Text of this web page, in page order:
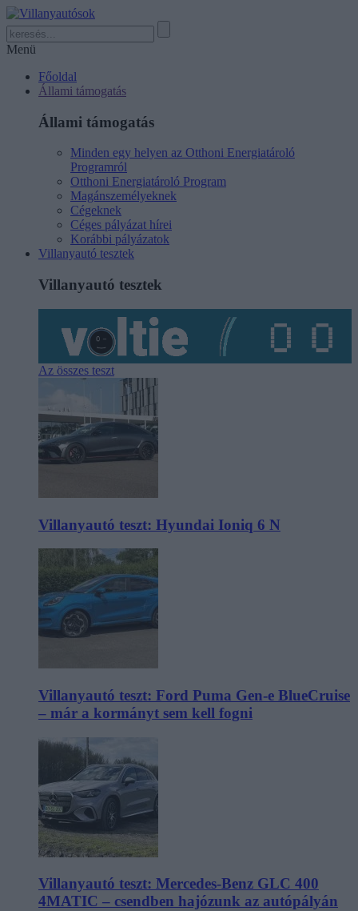
Menü
Főoldal
Állami támogatás
Állami támogatás
Minden egy helyen az Otthoni Energiatároló
Programról
Otthoni Energiatároló Program
Magánszemélyeknek
Cégeknek
Céges pályázat hírei
Korábbi pályázatok
Villanyautó tesztek
Villanyautó tesztek
Az összes teszt
Villanyautó teszt: Hyundai Ioniq 6 N
Villanyautó teszt: Ford Puma Gen-e BlueCruise
– már a kormányt sem kell fogni
Villanyautó teszt: Mercedes-Benz GLC 400
4MATIC – csendben hajózunk az autópályán